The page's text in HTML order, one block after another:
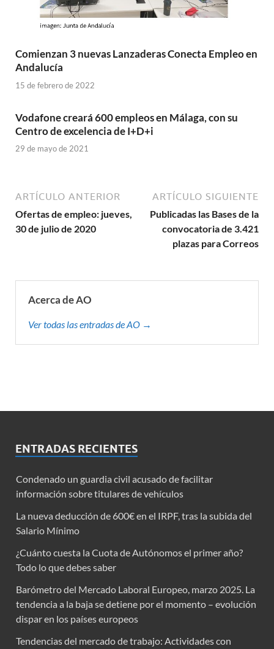
Comienzan 3 nuevas Lanzaderas Conecta Empleo en
Andalucía
15 de febrero de 2022
Vodafone creará 600 empleos en Málaga, con su
Centro de excelencia de I+D+i
29 de mayo de 2021
ARTÍCULO ANTERIOR
Ofertas de empleo: jueves,
30 de julio de 2020
ARTÍCULO SIGUIENTE
Publicadas las Bases de la
convocatoria de 3.421
plazas para Correos
Acerca de AO
Ver todas las entradas de AO →
ENTRADAS RECIENTES
Condenado un guardia civil acusado de facilitar
información sobre titulares de vehículos
La nueva deducción de 600€ en el IRPF, tras la subida del
Salario Mínimo
¿Cuánto cuesta la Cuota de Autónomos el primer año?
Todo lo que debes saber
Barómetro del Mercado Laboral Europeo, marzo 2025. La
tendencia a la baja se detiene por el momento – evolución
dispar en los países europeos
Tendencias del mercado de trabajo: Actividades con